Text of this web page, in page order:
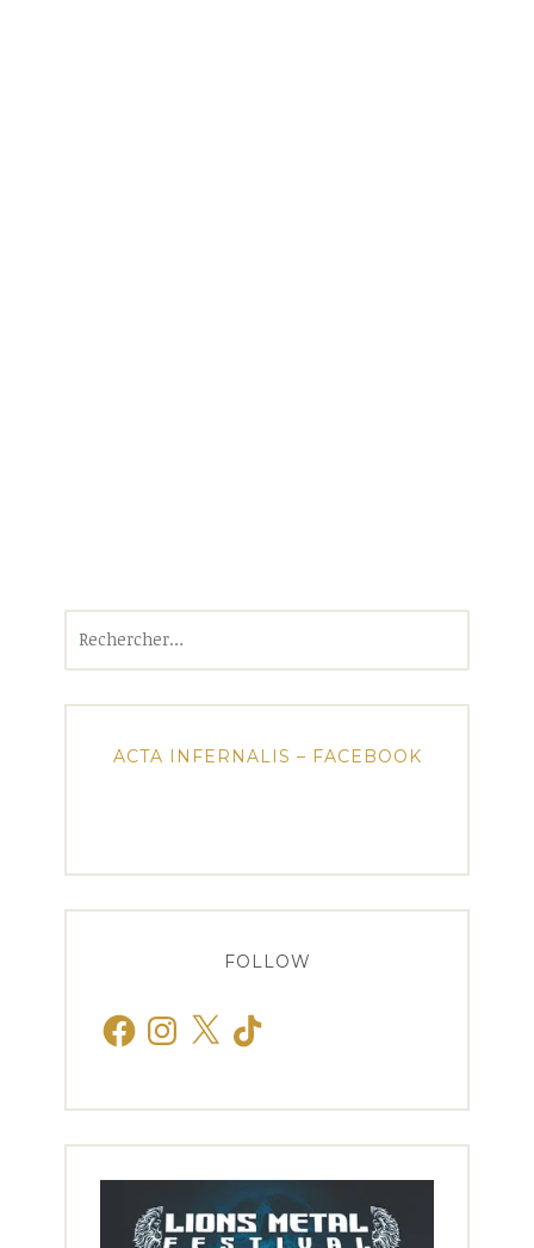
ACTA INFERNALIS – FACEBOOK
FOLLOW
FacebookInstagram
X TikTok